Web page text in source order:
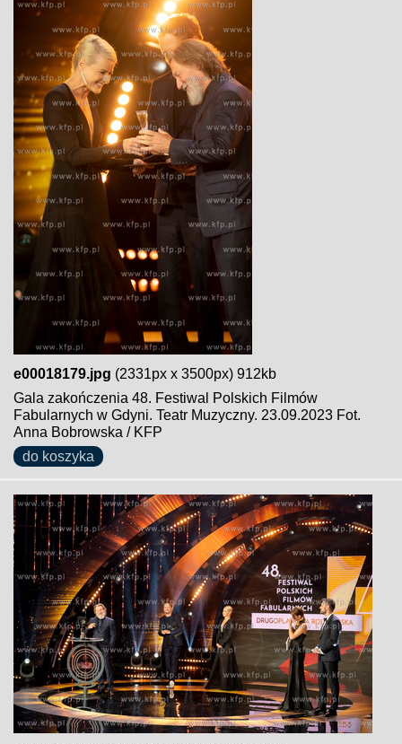
e00018179.jpg (2331px x 3500px) 912kb
Gala zakończenia 48. Festiwal Polskich Filmów
Fabularnych w Gdyni. Teatr Muzyczny. 23.09.2023 Fot.
Anna Bobrowska / KFP
do koszyka